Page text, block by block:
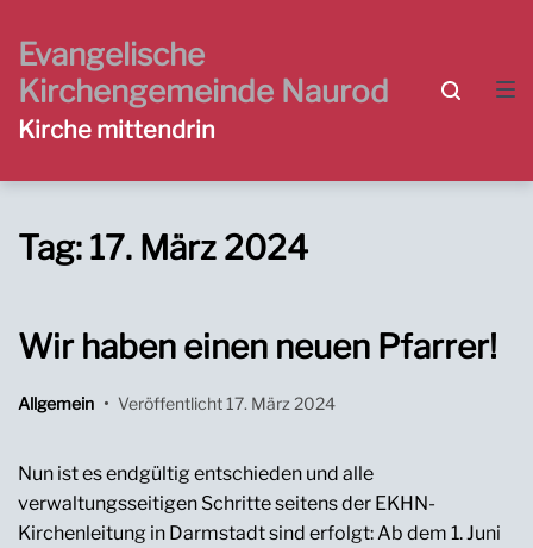
Hauptnavigation
springen
Inhalt
springen
Footer
springen
Evangelische
Kirchengemeinde Naurod
Kirche mittendrin
Tag: 17. März 2024
Wir haben einen neuen Pfarrer!
Allgemein • Veröffentlicht17. März 2024
Nun ist es endgültig entschieden und alle
verwaltungsseitigen Schritte seitens der EKHN-
Kirchenleitung in Darmstadt sind erfolgt: Ab dem 1. Juni